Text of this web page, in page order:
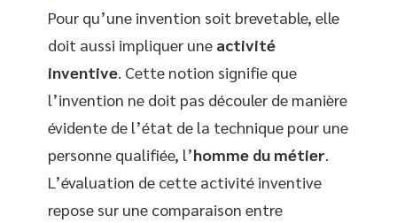
Pour qu’une invention soit brevetable, elle
doit aussi impliquer une activité
inventive. Cette notion signifie que
l’invention ne doit pas découler de manière
évidente de l’état de la technique pour une
personne qualifiée, l’homme du métier.
L’évaluation de cette activité inventive
repose sur une comparaison entre